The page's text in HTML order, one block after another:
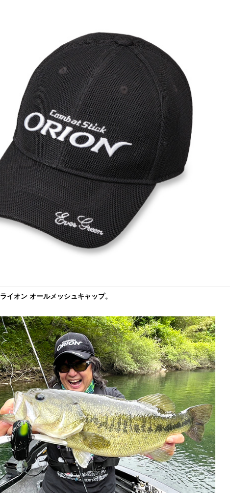
イオン オールメッシュキャップ。